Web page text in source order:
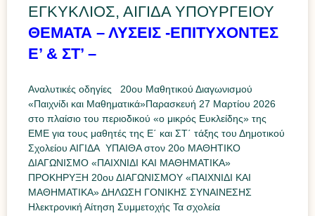
ΕΓΚΥΚΛΙΟΣ, ΑΙΓΙΔΑ ΥΠΟΥΡΓΕΙΟΥ
ΘΕΜΑΤΑ – ΛΥΣΕΙΣ -ΕΠΙΤΥΧΟΝΤΕΣ
Ε’ & ΣΤ’ –
Αναλυτικές οδηγίες 20ου Μαθητικού Διαγωνισμού
«Παιχνίδι και Μαθηματικά»Παρασκευή 27 Μαρτίου 2026
στο πλαίσιο του περιοδικού «ο μικρός Ευκλείδης» της
ΕΜΕ για τους μαθητές της Ε΄ και ΣΤ΄ τάξης του Δημοτικού
Σχολείου ΑΙΓΙΔΑ ΥΠΑΙΘΑ στον 20ο ΜΑΘΗΤΙΚΟ
ΔΙΑΓΩΝΙΣΜΟ «ΠΑΙΧΝΙΔΙ ΚΑΙ ΜΑΘΗΜΑΤΙΚΑ»
ΠΡΟΚΗΡΥΞΗ 20ου ΔΙΑΓΩΝΙΣΜΟΥ «ΠΑΙΧΝΙΔΙ ΚΑΙ
ΜΑΘΗΜΑΤΙΚΑ» ΔΗΛΩΣΗ ΓΟΝΙΚΗΣ ΣΥΝΑΙΝΕΣΗΣ
Ηλεκτρονική Αίτηση Συμμετοχής Τα σχολεία